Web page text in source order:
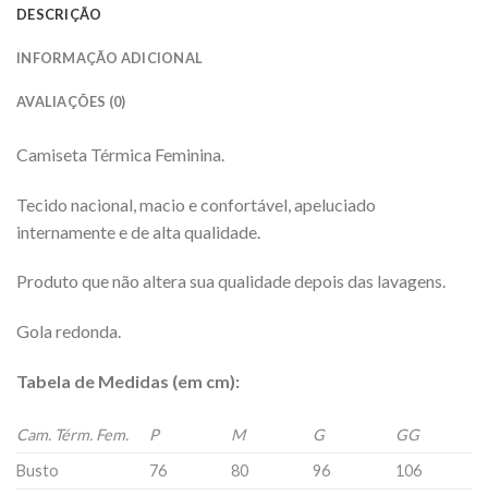
DESCRIÇÃO
INFORMAÇÃO ADICIONAL
AVALIAÇÕES (0)
Camiseta Térmica Feminina.
Tecido nacional, macio e confortável, apeluciado
internamente e de alta qualidade.
Produto que não altera sua qualidade depois das lavagens.
Gola redonda.
Tabela de Medidas (em cm):
Cam. Térm. Fem. P M G
GG
Busto
76 80 96
106